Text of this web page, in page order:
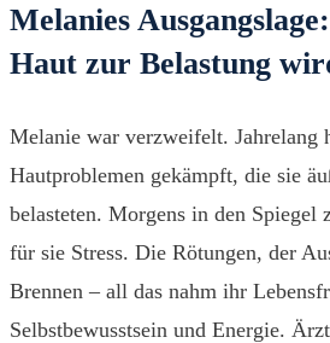
Melanies
Haut zur Belastung
Melanie war verzweifelt. Jahrelang
Hautproblemen gekämpft, die sie
belasteten. Morgens in den Spiegel
für sie Stress. Die Rötungen, der
Brennen – all das nahm ihr
Selbstbewusstsein und Energie.